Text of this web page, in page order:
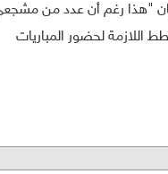
"هذا رغم أن عدد من مشجعي
اللازمة لحضور المباريات